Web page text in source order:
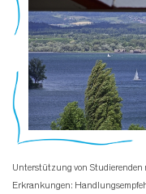
Unterstützung von
Erkrankungen: